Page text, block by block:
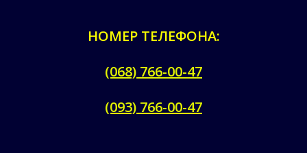
НОМЕР ТЕЛЕФОНА:
(068) 766-00-47
(093) 766-00-47